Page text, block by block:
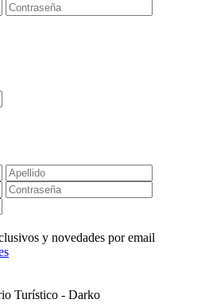
y novedades por email